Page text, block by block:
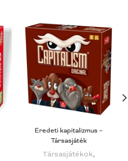
Eredeti kapitalizmus –
Társasjáték
Társasjátékok,